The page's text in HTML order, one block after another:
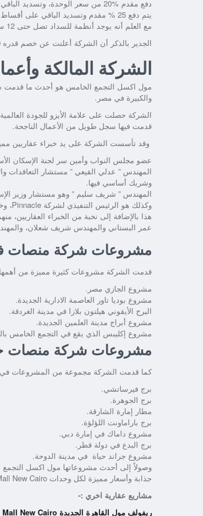
دفع مقدم %20 من سعر الوحدة، وتسديد الباقي على أقساط متساوية لمدة 7 سنوات.
يتم دفع 25 % مقدم وتسديد الباقي على أقساط متساوية لمدة 8 سنوات.
مع العلم أنه يوجد أنظمة للسداد تصل حتى 12 سنة، بالإضافة إلى دفع 9 % للصيانة، ويتم تسليم الوحدات بعد ثلاث سنوات من التعاقد.
الجدير بالذكر أن الشركة أعلنت عن خصم قدره 10 % خلال فترة اللونش، مع خصم 35 % للكاش ولفترة محدودة.
الشركة المالكة
والكبيرة في مصر.
قدمت فيها سجل طويل من الأعمال الناجحة.
وقد تأسست الشركة على يد خبراء عقاريين
عضو مجلس النواب وأمين سر لجنة الإسكان
المهندس ” عدلي القيعي ” مستشار
وشريك أساسي فيها.
المهندس ” شريف سليم ” وهو مستشار وزير
وكذلك هو الرئيس التنفيذي لشركة Pinnacle، وخبرته أكثر من 40 سنة في الاستشارات الهندسية وإدارة المشروعات.
هذا بالإضافة إلى نخبة من الخبراء
عمر البستاني والمهندس شريف شعلان،
مشروعات شركة منصات
قدمت الشركة مشروعات كثيرة مميزة من أهمها
مشروع الجازي مصر.
مشروع بوديا تاور العاصمة الادارية الجديدة.
البرج الأيقوني هيلتون بلازا في مدينة الغردقة.
مشروع أبراج مدينة العلمين الجديدة.
مشروع إكليبس الذي يقع في التجمع الخامس
مشروعات شركة منصات
كما قدمت الشركة مجموعة من المشروعات في
برج فيرساتشي.
برج الجوهرة.
مطار إمارة الشارقة.
برج باراماونت اللؤلؤة.
مشروع داماك في إمارة دبي.
برج البدع في دولة قطر.
مشروع جراند حياة في مدينة الدوحة.
وصولاً إلى أحدث مشروعاتها مول اكسل التجمع
جذابة وأسعار مميزة لكل وحدات Axle Mall New Cairo .
مشاريع عقارية اخري :-
ريفولف مول القاهرة الجديدة Revolve Mall New Cairo